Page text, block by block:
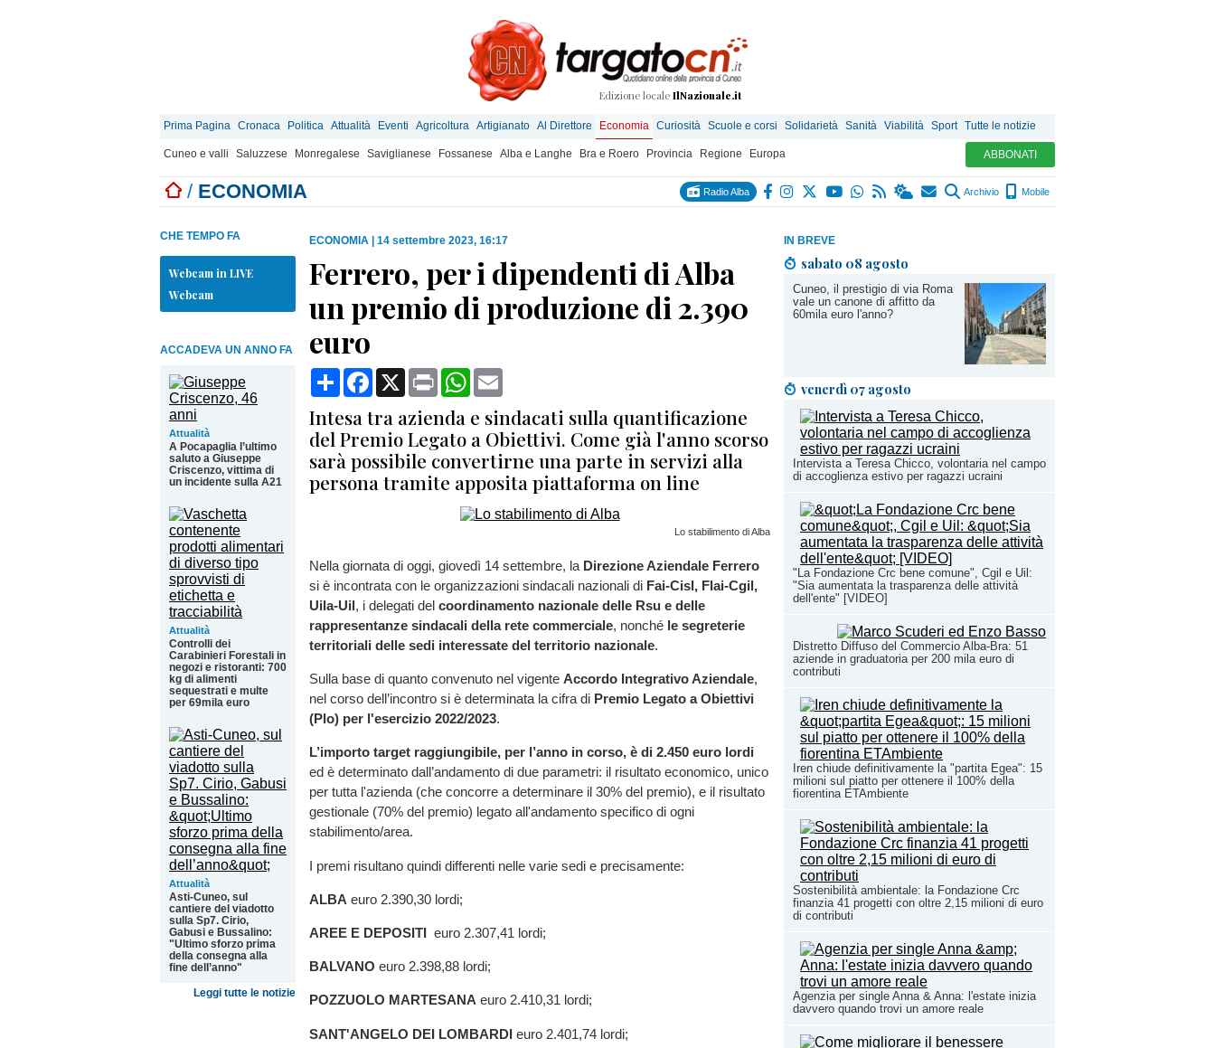
Edizione locale IlNazionale.it
Prima Pagina Cronaca Politica Attualità Eventi Agricoltura Artigianato Al Direttore Economia Curiosità Scuole e corsi Solidarietà Sanità Viabilità Sport Tutte le notizie
Cuneo e valli Saluzzese Monregalese Saviglianese Fossanese Alba e Langhe Bra e Roero Provincia Regione Europa ABBONATI
/ ECONOMIA Radio Alba Archivio Mobile
IN BREVE
sabato 08 agosto
Cuneo, il prestigio di via Roma
vale un canone di affitto da
60mila euro l'anno?
venerdì 07 agosto
Intervista a Teresa Chicco, volontaria nel campo
di accoglienza estivo per ragazzi ucraini
"La Fondazione Crc bene comune", Cgil e Uil:
"Sia aumentata la trasparenza delle attività
dell'ente" [VIDEO]
Distretto Diffuso del Commercio Alba-Bra: 51
aziende in graduatoria per 200 mila euro di
contributi
Iren chiude definitivamente la "partita Egea": 15
milioni sul piatto per ottenere il 100% della
fiorentina ETAmbiente
Sostenibilità ambientale: la Fondazione Crc
finanzia 41 progetti con oltre 2,15 milioni di euro
di contributi
Agenzia per single Anna & Anna: l'estate inizia
davvero quando trovi un amore reale
CHE TEMPO FA
Webcam in LIVE
Webcam
ACCADEVA UN ANNO FA
Attualità
A Pocapaglia l’ultimo
saluto a Giuseppe
Criscenzo, vittima di
un incidente sulla A21
Attualità
Controlli dei
Carabinieri Forestali in
negozi e ristoranti: 700
kg di alimenti
sequestrati e multe
per 69mila euro
Attualità
Asti-Cuneo, sul
cantiere del viadotto
sulla Sp7. Cirio,
Gabusi e Bussalino:
"Ultimo sforzo prima
della consegna alla
fine dell’anno"
Leggi tutte le notizie
ECONOMIA 14 settembre 2023, 16:17
Ferrero, per i dipendenti di Alba
un premio di produzione di 2.390
euro
CondividiFacebook
X Print WhatsApp
Intesa tra azienda e sindacati sulla quantificazione
del Premio Legato a Obiettivi. Come già l'anno scorso
sarà possibile convertirne una parte in servizi alla
persona tramite apposita piattaforma on line
Lo stabilimento di Alba
Nella giornata di oggi, giovedì 14 settembre, la Direzione Aziendale Ferrero
si è incontrata con le organizzazioni sindacali nazionali di Fai-Cisl, Flai-Cgil,
Uila-Uil, i delegati del coordinamento nazionale delle Rsu e delle
rappresentanze sindacali della rete commerciale, nonché le segreterie
territoriali delle sedi interessate del territorio nazionale.
Sulla base di quanto convenuto nel vigente Accordo Integrativo Aziendale,
nel corso dell’incontro si è determinata la cifra di Premio Legato a Obiettivi
(Plo) per l'esercizio 2022/2023.
L’importo target raggiungibile, per l’anno in corso, è di 2.450 euro lordi
ed è determinato dall’andamento di due parametri: il risultato economico, unico
per tutta l'azienda (che concorre a determinare il 30% del premio), e il risultato
gestionale (70% del premio) legato all'andamento specifico di ogni
stabilimento/area.
I premi risultano quindi differenti nelle varie sedi e precisamente:
ALBA euro 2.390,30 lordi;
AREE E DEPOSITI euro 2.307,41 lordi;
BALVANO euro 2.398,88 lordi;
POZZUOLO MARTESANA euro 2.410,31 lordi;
SANT'ANGELO DEI LOMBARDI euro 2.401,74 lordi;